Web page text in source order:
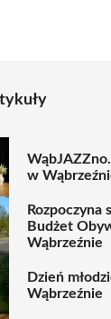
w
Rozpoczyna
Budżet
Wąbrzeźnie
Dzień
Wąbrzeźnie